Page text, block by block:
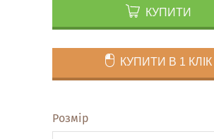
КУПИТИ
КУПИТИ В 1 КЛІК
Розмір